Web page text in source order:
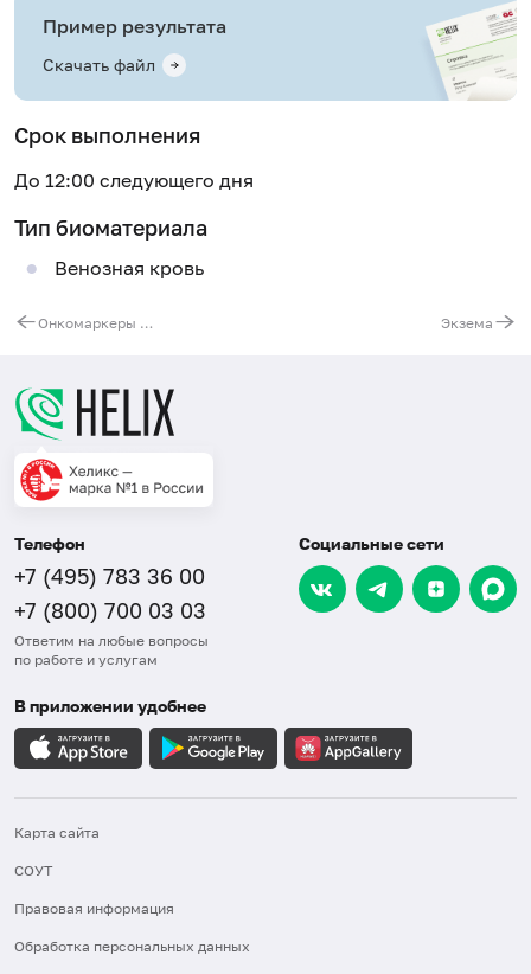
Пример результата
Скачать файл
Срок выполнения
До 12:00 следующего дня
Тип биоматериала
Венозная кровь
Онкомаркеры для женщин Экзема
Телефон
+7 (495) 783 36 00
+7 (800) 700 03 03
Ответим на любые вопросы
по работе и услугам
Социальные сети
В приложении удобнее
Карта сайта
СОУТ
Правовая информация
Обработка персональных данных